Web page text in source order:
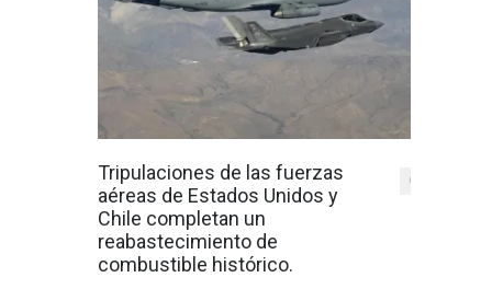
Tripulaciones de las fuerzas
aéreas de Estados Unidos y
Chile completan un
reabastecimiento de
combustible histórico.
0